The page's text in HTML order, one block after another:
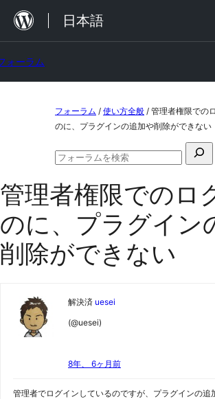
日本語
ォーラム
ツ
へ
ス
キ
ッ
フォーラム / 使い方全般 / 管理者権限での
のに、プラグインの追加や削除ができない
検
対
フ
ー
ラ
ム
の
管理者権限でのロ
のに、プラグイン
削除ができない
解決済 uesei
(@uesei)
8年、 6ヶ月前
管理者でログインしているのですが、プラグインの追